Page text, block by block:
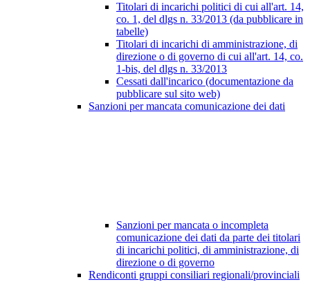
Titolari di incarichi politici di cui all'art. 14,
co. 1, del dlgs n. 33/2013 (da pubblicare in
tabelle)
Titolari di incarichi di amministrazione, di
direzione o di governo di cui all'art. 14, co.
1-bis, del dlgs n. 33/2013
Cessati dall'incarico (documentazione da
pubblicare sul sito web)
Sanzioni per mancata comunicazione dei dati
Sanzioni per mancata o incompleta
comunicazione dei dati da parte dei titolari
di incarichi politici, di amministrazione, di
direzione o di governo
Rendiconti gruppi consiliari regionali/provinciali